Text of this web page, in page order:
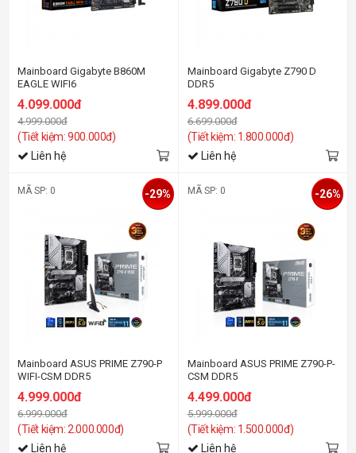
Mainboard Gigabyte B860M
EAGLE WIFI6
4.099.000đ
4.999.000đ
(Tiết kiệm: 900.000đ)
Liên hệ
Mainboard Gigabyte Z790 D
DDR5
4.899.000đ
6.699.000đ
(Tiết kiệm: 1.800.000đ)
Liên hệ
MÃ SP: 0
Mainboard ASUS PRIME Z790-P
WIFI-CSM DDR5
4.999.000đ
6.999.000đ
(Tiết kiệm: 2.000.000đ)
-29%
Liên hệ
MÃ SP: 0
Mainboard ASUS PRIME Z790-P-
CSM DDR5
4.499.000đ
5.999.000đ
(Tiết kiệm: 1.500.000đ)
-26%
Liên hệ